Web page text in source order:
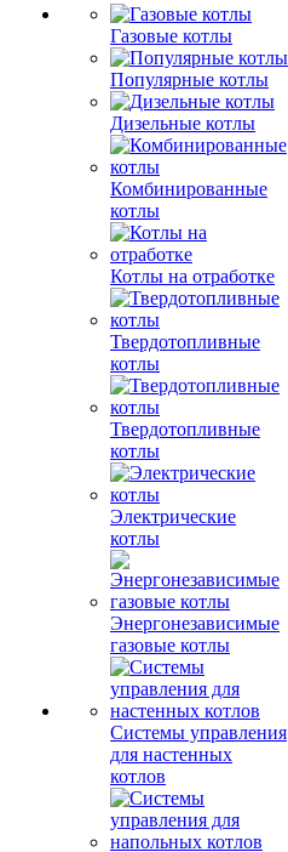
Газовые котлы
Популярные котлы
Дизельные котлы
Комбинированные
котлы
Котлы на отработке
Твердотопливные
котлы
Твердотопливные
котлы
Электрические
котлы
Энергонезависимые
газовые котлы
Системы управления
для настенных
котлов